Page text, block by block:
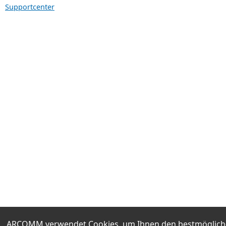
Supportcenter